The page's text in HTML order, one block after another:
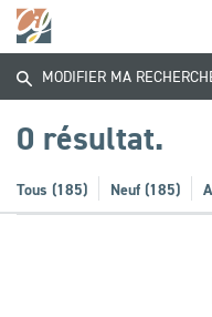
Trouvez
votre
bien
MODIFIER MA
0 résultat.
Tous (185) Neuf (185)